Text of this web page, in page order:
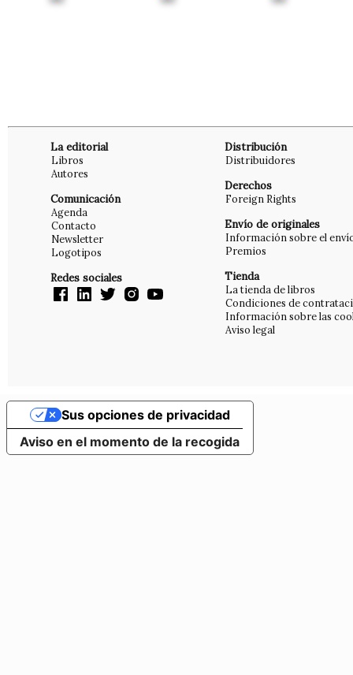
La editorial
Libros
Autores
Comunicación
Agenda
Contacto
Newsletter
Logotipos
Redes sociales
Distribución
Distribuidores
Derechos
Foreign Rights
Envío de originales
Información sobre el
Premios
Tienda
La tienda de libros
Condiciones de
Información sobre las
Aviso legal
Aviso en el momento de la recogida
Sus opciones de privacidad